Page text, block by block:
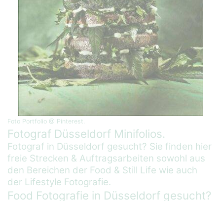
Foto Portfolio @ Pinterest.
Fotograf Düsseldorf Minifolios.
Fotograf in Düsseldorf gesucht? Sie finden hier
freie Strecken & Auftragsarbeiten sowohl aus
den Bereichen der Food & Still Life wie auch
der Lifestyle Fotografie.
Food Fotografie in Düsseldorf gesucht?